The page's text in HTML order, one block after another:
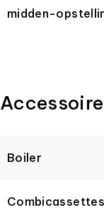
midden-
Boiler
Combicassettes